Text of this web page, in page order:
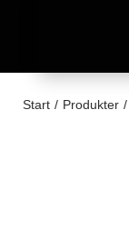
Start / Produkter /